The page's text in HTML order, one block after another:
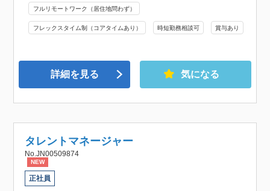
フルリモートワーク（居住地問わず）
フレックスタイム制（コアタイムあり） 時短勤務相談可 賞与あり
詳細を見る 気になる
タレントマネージャー
No.JN00509874
NEW
正社員